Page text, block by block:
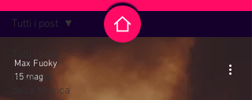
la storia
della Musica
Tutti i post
Max Fuoky
15 mag